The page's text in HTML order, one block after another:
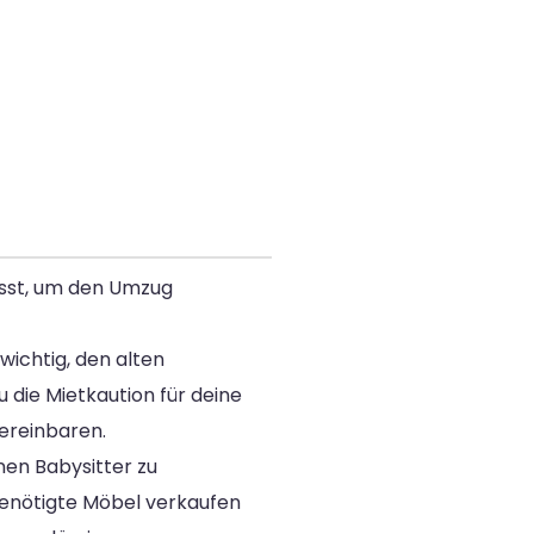
um den Umzug
den alten
die Mietkaution für deine
Babysitter zu
Möbel verkaufen